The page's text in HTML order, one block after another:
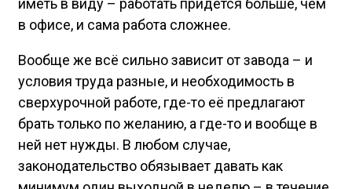
иметь в виду – работать придётся больше, чем
в офисе, и сама работа сложнее.
Вообще же всё сильно зависит от завода – и
условия труда разные, и необходимость в
сверхурочной работе, где-то её предлагают
брать только по желанию, а где-то и вообще в
ней нет нужды. В любом случае,
законодательство обязывает давать как